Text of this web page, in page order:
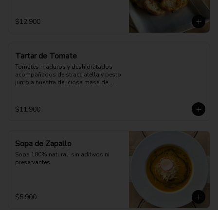
$12.900
Tartar de Tomate
Tomates maduros y deshidratados
acompañados de stracciatella y pesto
junto a nuestra deliciosa masa de
$11.900
Sopa de Zapallo
Sopa 100% natural, sin aditivos ni
preservantes
$5.900